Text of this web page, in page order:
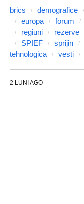
brics demografice
europa
forum
regiuni
rezerve
SPIEF
sprijin
tehnologica
vesti
2 LUNI AGO